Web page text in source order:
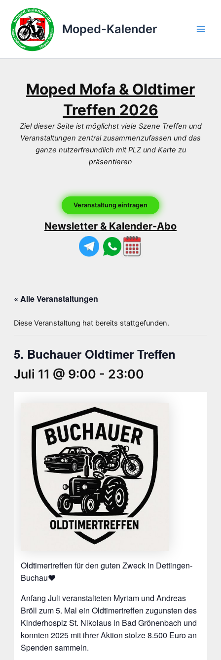
Inhalt
springen
Moped-Kalender
Moped Mofa & Oldtimer
Treffen 2026
Ziel dieser Seite ist möglichst viele Szene Treffen und
Veranstaltungen zentral zusammenzufassen und das
ganze nutzerfreundlich mit PLZ und Karte zu
präsentieren
Veranstaltung eintragen
Newsletter & Kalender-Abo
« Alle Veranstaltungen
Diese Veranstaltung hat bereits stattgefunden.
5. Buchauer Oldtimer Treffen
Juli 11 @ 9:00 - 23:00
Oldtimertreffen für den guten Zweck in Dettingen-
Buchau❤️
Anfang Juli veranstalteten Myriam und Andreas
Bröll zum 5. Mal ein Oldtimertreffen zugunsten des
Kinderhospiz St. Nikolaus in Bad Grönenbach und
konnten 2025 mit ihrer Aktion stolze 8.500 Euro an
Spenden sammeln.